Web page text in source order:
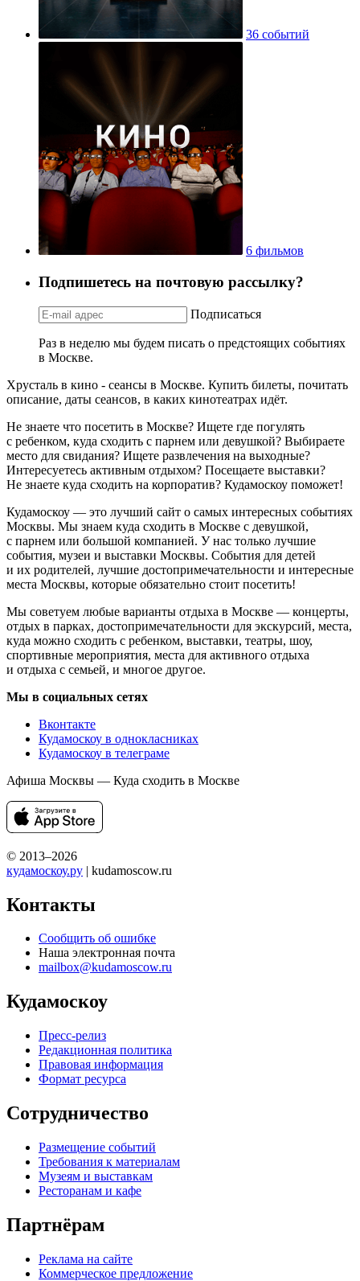
36 событий
6 фильмов
Подпишетесь на почтовую рассылку?
Подписаться
Раз в неделю мы будем писать о предстоящих событиях
в Москве.
Хрусталь в кино - сеансы в Москве. Купить билеты, почитать
описание, даты сеансов, в каких кинотеатрах идёт.
Не знаете что посетить в Москве? Ищете где погулять
с ребенком, куда сходить с парнем или девушкой? Выбираете
место для свидания? Ищете развлечения на выходные?
Интересуетесь активным отдыхом? Посещаете выставки?
Не знаете куда сходить на корпоратив? Кудамоскоу поможет!
Кудамоскоу — это лучший сайт о самых интересных событиях
Москвы. Мы знаем куда сходить в Москве с девушкой,
с парнем или большой компанией. У нас только лучшие
события, музеи и выставки Москвы. События для детей
и их родителей, лучшие достопримечательности и интересные
места Москвы, которые обязательно стоит посетить!
Мы советуем любые варианты отдыха в Москве — концерты,
отдых в парках, достопримечательности для экскурсий, места,
куда можно сходить с ребенком, выставки, театры, шоу,
спортивные мероприятия, места для активного отдыха
и отдыха с семьей, и многое другое.
Мы в социальных сетях
Вконтакте
Кудамоскоу в однокласниках
Кудамоскоу в телеграме
Афиша Москвы — Куда сходить в Москве
© 2013–2026
кудамоскоу.ру | kudamoscow.ru
Контакты
Сообщить об ошибке
Наша электронная почта
mailbox@kudamoscow.ru
Кудамоскоу
Пресс-релиз
Редакционная политика
Правовая информация
Формат ресурса
Сотрудничество
Размещение событий
Требования к материалам
Музеям и выставкам
Ресторанам и кафе
Партнёрам
Реклама на сайте
Коммерческое предложение